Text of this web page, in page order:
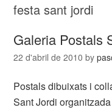
festa sant jordi
Galeria Postals
22 d'abril de 2010 by
Postals dibuixats i
Sant Jordi